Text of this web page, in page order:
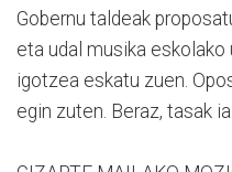
Gobernu taldeak
eta udal musika eskolako
igotzea eskatu zuen.
egin zuten. Beraz, tasak